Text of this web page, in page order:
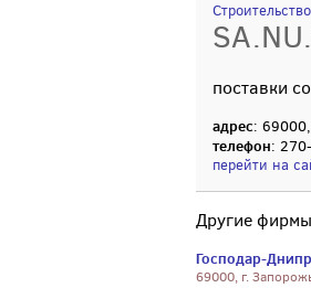
Строительство
поставки
адрес:
телефон:
перейти на
Другие
Господар-
69000, г.